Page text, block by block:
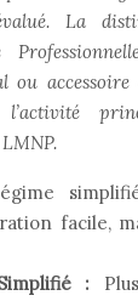
La
ou accessoire
facile,
: